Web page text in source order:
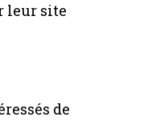
leur site
de